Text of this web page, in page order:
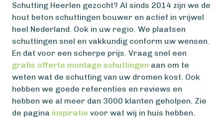
Schutting Heerlen gezocht? Al sinds 2014 zijn we de
hout beton schuttingen bouwer en actief in vrijwel
heel Nederland. Ook in uw regio. We plaatsen
schuttingen snel en vakkundig conform uw wensen.
En dat voor een scherpe prijs. Vraag snel een
gratis offerte montage schuttingen aan om te
weten wat de schutting van uw dromen kost. Ook
hebben we goede referenties en reviews en
hebben we al meer dan 3000 klanten geholpen. Zie
de pagina inspiratie voor wat wij in huis hebben.